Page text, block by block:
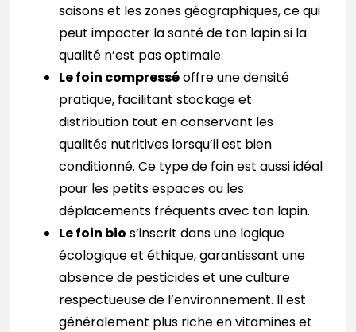
saisons et les zones géographiques, ce qui
peut impacter la santé de ton lapin si la
qualité n’est pas optimale.
Le foin compresséoffre une densité
pratique, facilitant stockage et
distribution tout en conservant les
qualités nutritives lorsqu’il est bien
conditionné. Ce type de foin est aussi idéal
pour les petits espaces ou les
déplacements fréquents avec ton lapin.
Le foin bio s’inscrit dans une logique
écologique et éthique, garantissant une
absence de pesticides et une culture
respectueuse de l’environnement. Il est
généralement plus riche en vitamines et